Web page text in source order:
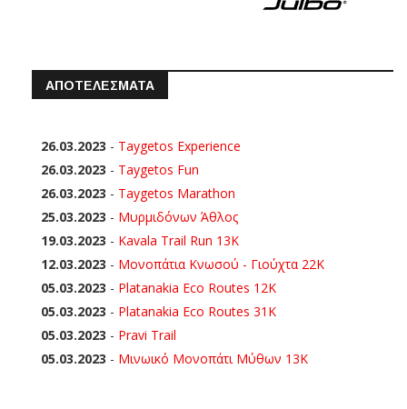
ΑΠΟΤΕΛΕΣΜΑΤΑ
26.03.2023 - Taygetos Experience
26.03.2023 - Taygetos Fun
26.03.2023 - Taygetos Marathon
25.03.2023 - Μυρμιδόνων Άθλος
19.03.2023 - Kavala Trail Run 13K
12.03.2023 - Μονοπάτια Κνωσού - Γιούχτα 22Κ
05.03.2023 - Platanakia Eco Routes 12K
05.03.2023 - Platanakia Eco Routes 31K
05.03.2023 - Pravi Trail
05.03.2023 - Μινωικό Μονοπάτι Μύθων 13Κ